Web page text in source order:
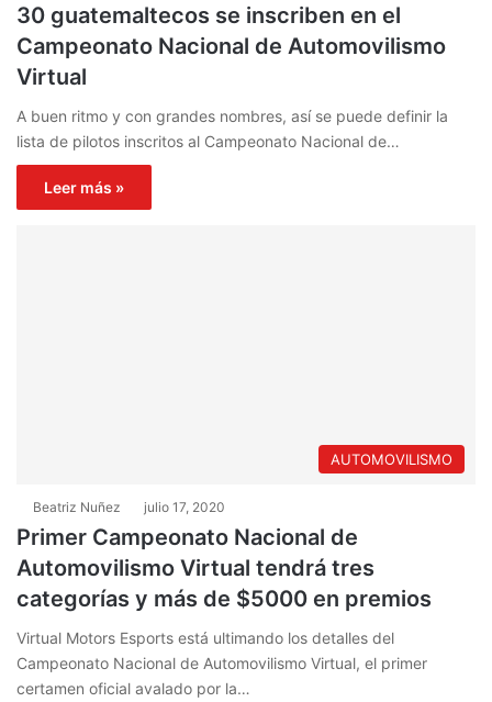
30 guatemaltecos se inscriben en el
Campeonato Nacional de Automovilismo
Virtual
A buen ritmo y con grandes nombres, así se puede definir la
lista de pilotos inscritos al Campeonato Nacional de…
Leer más »
AUTOMOVILISMO
Beatriz Nuñez julio 17, 2020
Primer Campeonato Nacional de
Automovilismo Virtual tendrá tres
categorías y más de $5000 en premios
Virtual Motors Esports está ultimando los detalles del
Campeonato Nacional de Automovilismo Virtual, el primer
certamen oficial avalado por la…